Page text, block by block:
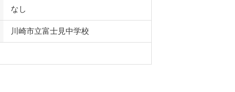
なし
川崎市立富士見中学校